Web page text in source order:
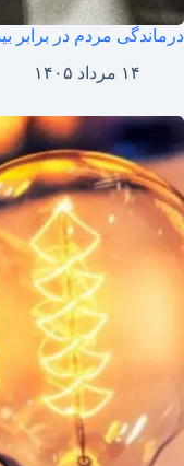
درماندگی مردم در برابر
۱۴ مرداد ۱۴۰۵